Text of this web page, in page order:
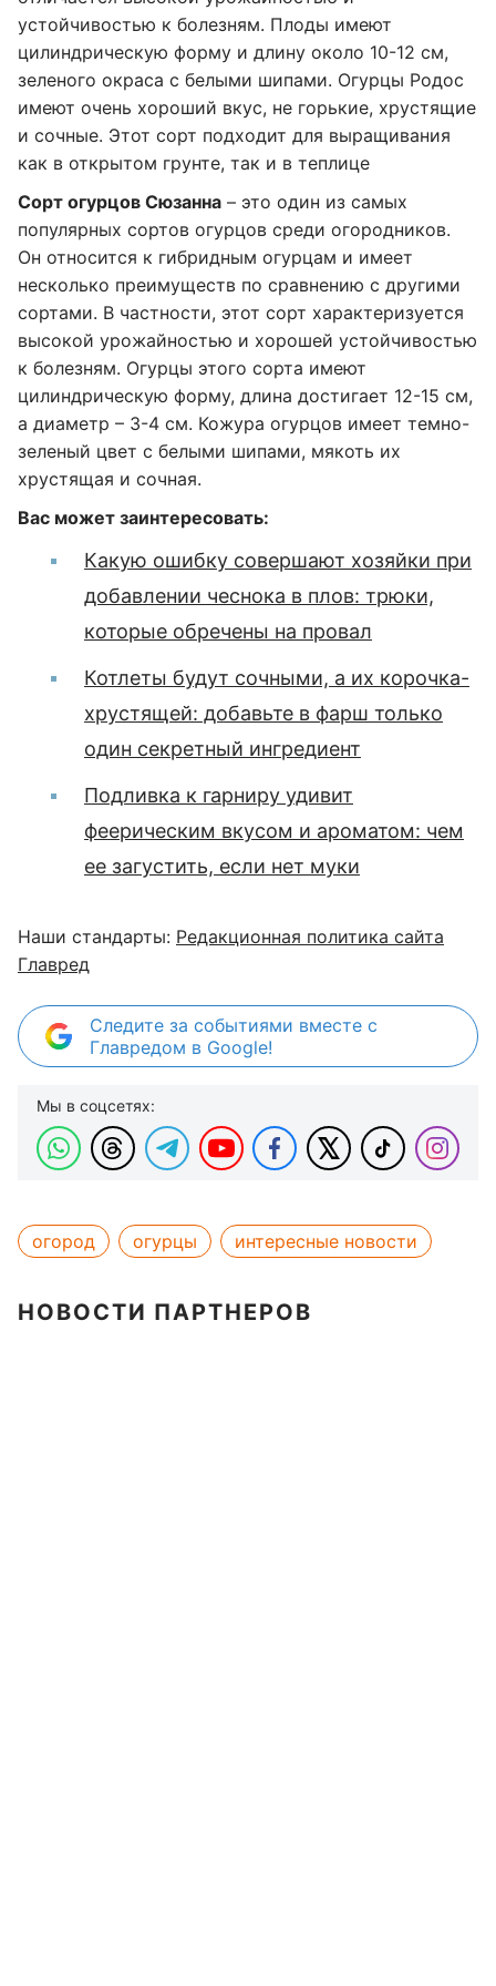
устойчивостью к болезням. Плоды имеют
цилиндрическую форму и длину около 10-12 см,
зеленого окраса с белыми шипами. Огурцы Родос
имеют очень хороший вкус, не горькие, хрустящие
и сочные. Этот сорт подходит для выращивания
как в открытом грунте, так и в теплице
Сорт огурцов Сюзанна – это один из самых
популярных сортов огурцов среди огородников.
Он относится к гибридным огурцам и имеет
несколько преимуществ по сравнению с другими
сортами. В частности, этот сорт характеризуется
высокой урожайностью и хорошей устойчивостью
к болезням. Огурцы этого сорта имеют
цилиндрическую форму, длина достигает 12-15 см,
а диаметр – 3-4 см. Кожура огурцов имеет темно-
зеленый цвет с белыми шипами, мякоть их
хрустящая и сочная.
Вас может заинтересовать:
Какую ошибку совершают хозяйки при
добавлении чеснока в плов: трюки,
которые обречены на провал
Котлеты будут сочными, а их корочка-
хрустящей: добавьте в фарш только
один секретный ингредиент
Подливка к гарниру удивит
феерическим вкусом и ароматом: чем
ее загустить, если нет муки
Наши стандарты: Редакционная политика сайта
Главред
Следите за событиями вместе с
Главредом в Google!
Мы в соцсетях:
огород огурцы интересные новости
НОВОСТИ ПАРТНЕРОВ